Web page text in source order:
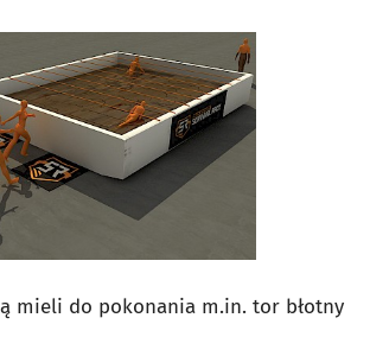
mieli do pokonania m.in. tor błotny